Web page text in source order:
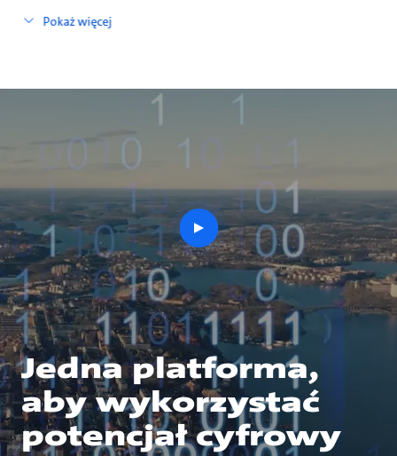
Pokaż więcej
Jedna platforma,
aby wykorzystać
potencjał cyfrowy
play
button